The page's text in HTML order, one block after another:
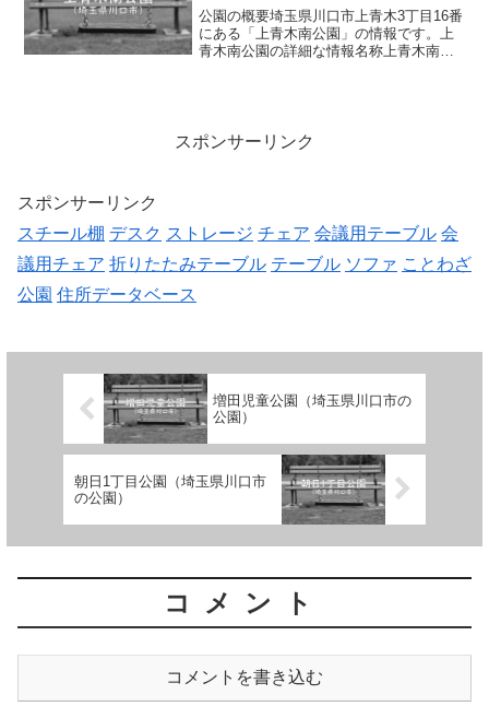
公園の概要埼玉県川口市上青木3丁目16番
にある「上青木南公園」の情報です。上
青木南公園の詳細な情報名称上青木南公
スポンサーリンク
スポンサーリンク
スチール棚 デスク ストレージ チェア 会議用テーブル 会
議用チェア 折りたたみテーブル テーブル ソファ ことわざ
公園 住所データベース
増田児童公園（埼玉県川口市の
公園）
朝日1丁目公園（埼玉県川口市
の公園）
コメント
コメントを書き込む